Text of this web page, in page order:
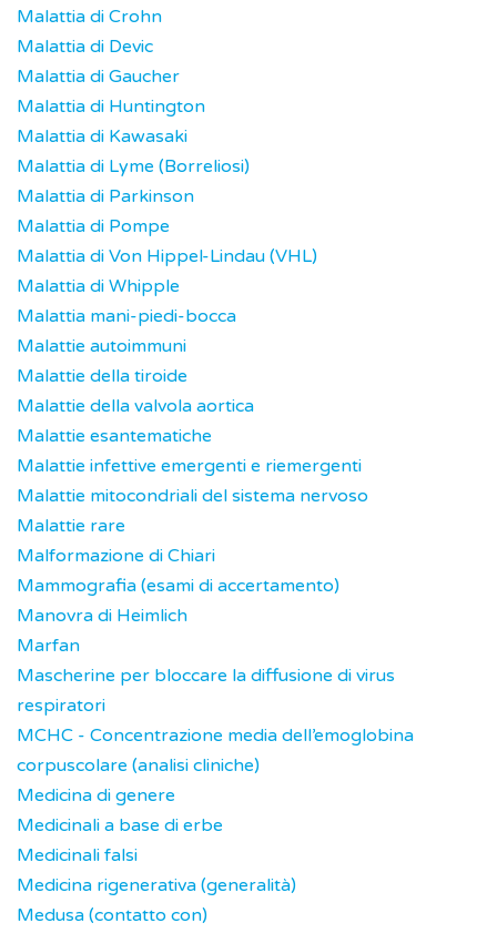
Malattia di Crohn
Malattia di Devic
Malattia di Gaucher
Malattia di Huntington
Malattia di Kawasaki
Malattia di Lyme (Borreliosi)
Malattia di Parkinson
Malattia di Pompe
Malattia di Von Hippel-Lindau (VHL)
Malattia di Whipple
Malattia mani-piedi-bocca
Malattie autoimmuni
Malattie della tiroide
Malattie della valvola aortica
Malattie esantematiche
Malattie infettive emergenti e riemergenti
Malattie mitocondriali del sistema nervoso
Malattie rare
Malformazione di Chiari
Mammografia (esami di accertamento)
Manovra di Heimlich
Marfan
Mascherine per bloccare la diffusione di virus
respiratori
MCHC - Concentrazione media dell’emoglobina
corpuscolare (analisi cliniche)
Medicina di genere
Medicinali a base di erbe
Medicinali falsi
Medicina rigenerativa (generalità)
Medusa (contatto con)